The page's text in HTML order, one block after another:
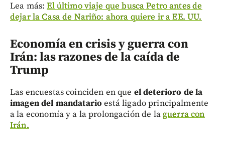
Lea más:El último viaje que busca Petro antes de
dejar la Casa de Nariño: ahora quiere ir a EE. UU.
Economía en crisis y guerra con
Irán: las razones de la caída de
Trump
Las encuestas coinciden en que el deterioro de la
imagen del mandatarioestá ligado principalmente
a la economía y a la prolongación de laguerra con
Irán.